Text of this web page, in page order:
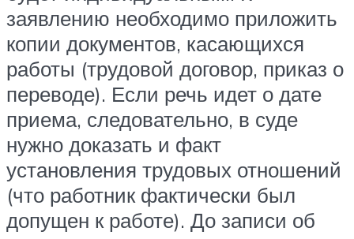
заявлению необходимо приложить
копии документов, касающихся
работы (трудовой договор, приказ о
переводе). Если речь идет о дате
приема, следовательно, в суде
нужно доказать и факт
установления трудовых отношений
(что работник фактически был
допущен к работе). До записи об